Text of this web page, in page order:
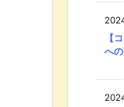
【
へ